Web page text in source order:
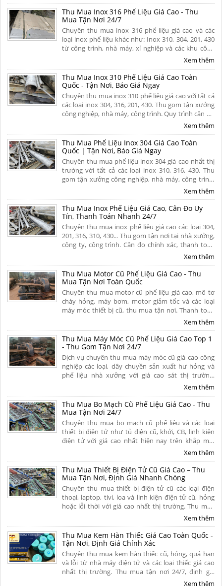
Thu Mua Inox 316 Phế Liệu Giá Cao - Thu
Mua Tận Nơi 24/7
Chuyên thu mua inox 316 phế liệu giá cao và các
loại inox phế liệu khác như: Inox 310, 304, 201, 430
từ công trình, nhà máy, xí nghiệp và các khu công
nghiệp trên khắp mọi miền tổ quốc. Thu mua tận
Xem thêm
Thu Mua Inox 310 Phế Liệu Giá Cao Toàn
Quốc - Tận Nơi, Báo Giá Ngay
Chuyên thu mua inox 310 phế liệu giá cao với tất cả
các loại inox 304, 316, 201, 430. Thu gom tận xưởng
công nghiệp, nhà máy, công trình. Quy trình cân đo
uy tín, thanh toán nhanh. Hoa hồng cao. Liên hệ
Xem thêm
Thu Mua Phế Liệu Inox 304 Giá Cao Toàn
Quốc | Tận Nơi, Báo Giá Ngay
Chuyên thu mua phế liệu inox 304 giá cao nhất thị
trường với tất cả các loại inox 310, 316, 430. Thu
gom tận xưởng công nghiệp, nhà máy, công trình.
Quy trình cân đo uy tín, thanh toán nhanh. Hoa
Xem thêm
Thu Mua Inox Phế Liệu Giá Cao, Cân Đo Uy
Tín, Thanh Toán Nhanh 24/7
Chuyên thu mua inox phế liệu giá cao các loại 304,
201, 316, 310, 430... Thu gom tận nơi tại nhà xưởng,
công ty, công trình. Cân đo chính xác, thanh toán
liền tay 1 lần, chiết khấu hoa hồng cao cho người
Xem thêm
Thu Mua Motor Cũ Phế Liệu Giá Cao - Thu
Mua Tận Nơi Toàn Quốc
Chuyên thu mua motor cũ phế liệu giá cao, mô tơ
cháy hỏng, máy bơm, motor giảm tốc và các loại
máy móc thiết bị cũ, thu mua tận nơi. Thanh toán
tiền mặt nhanh gọn, bốc xếp trong ngày, có hoa
Xem thêm
Thu Mua Máy Móc Cũ Phế Liệu Giá Cao Top 1
- Thu Gom Tận Nơi 24/7
Dịch vụ chuyên thu mua máy móc cũ giá cao công
nghiệp các loại, dây chuyền sản xuất hư hỏng và
phế liệu nhà xưởng với giá cao sát thị trường.
Chúng tôi cam kết thanh toán nhanh chóng, tháo
Xem thêm
Thu Mua Bo Mạch Cũ Phế Liệu Giá Cao - Thu
Mua Tận Nơi 24/7
Chuyên thu mua bo mạch cũ phế liệu và các loại
thiết bị điện tử như tủ điện cũ, khởi, CB, linh kiện
điện tử với giá cao nhất hiện nay trên khắp mọi
miền tổ quốc. Cam kết thu mua tận nơi, uy tín,
Xem thêm
Thu Mua Thiết Bị Điện Tử Cũ Giá Cao – Thu
Mua Tận Nơi, Định Giá Nhanh Chóng
Chuyên thu mua thiết bị điện tử cũ các loại điện
thoại, laptop, tivi, loa và linh kiện điện tử cũ, hỏng
hoặc lỗi thời với giá cao nhất thị trường. Thu mua
tận nơi, thủ tục nhanh gọn, thanh toán nhanh dứt
Xem thêm
Thu Mua Kem Hàn Thiếc Giá Cao Toàn Quốc -
Tận Nơi, Định Giá Chính Xác
Chuyên thu mua kem hàn thiếc cũ, hỏng, quá hạn
và lỗi từ nhà máy điện tử và các loại thiếc giá cao
nhất thị trường. Thu mua tận nơi 24/7, định giá
minh bạch theo hàm lượng thiếc, thanh toán
Xem thêm